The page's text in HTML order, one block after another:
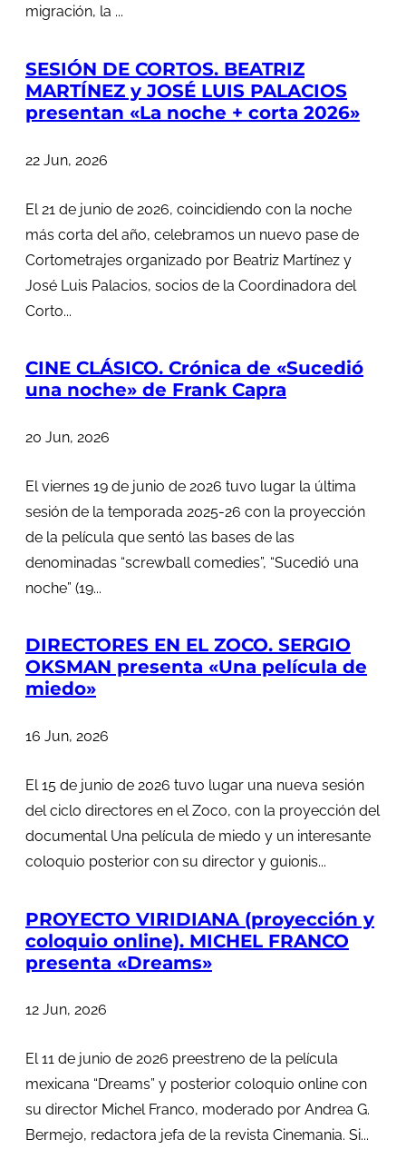
migración, la ...
SESIÓN DE CORTOS. BEATRIZ
MARTÍNEZ y JOSÉ LUIS PALACIOS
presentan «La noche + corta 2026»
22 Jun, 2026
El 21 de junio de 2026, coincidiendo con la noche
más corta del año, celebramos un nuevo pase de
Cortometrajes organizado por Beatriz Martínez y
José Luis Palacios, socios de la Coordinadora del
Corto...
CINE CLÁSICO. Crónica de «Sucedió
una noche» de Frank Capra
20 Jun, 2026
El viernes 19 de junio de 2026 tuvo lugar la última
sesión de la temporada 2025-26 con la proyección
de la película que sentó las bases de las
denominadas “screwball comedies”, “Sucedió una
noche” (19...
DIRECTORES EN EL ZOCO. SERGIO
OKSMAN presenta «Una película de
miedo»
16 Jun, 2026
El 15 de junio de 2026 tuvo lugar una nueva sesión
del ciclo directores en el Zoco, con la proyección del
documental Una película de miedo y un interesante
coloquio posterior con su director y guionis...
PROYECTO VIRIDIANA (proyección y
coloquio online). MICHEL FRANCO
presenta «Dreams»
12 Jun, 2026
El 11 de junio de 2026 preestreno de la película
mexicana “Dreams” y posterior coloquio online con
su director Michel Franco, moderado por Andrea G.
Bermejo, redactora jefa de la revista Cinemania. Si...